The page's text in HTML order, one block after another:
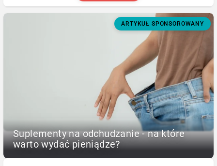
ARTYKUŁ SPONSOROWANY
Suplementy na odchudzanie - na które
warto wydać pieniądze?